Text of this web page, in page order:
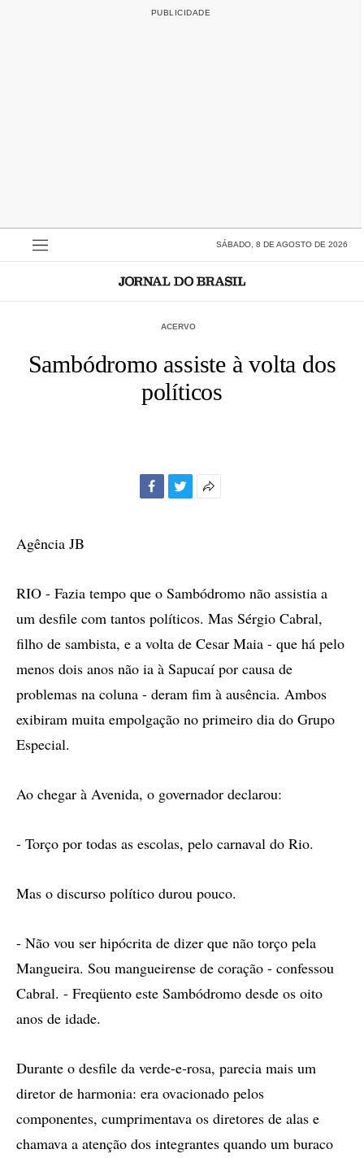
SÁBADO, 8 DE AGOSTO DE 2026
ACERVO
Sambódromo assiste à volta dos
políticos
Agência JB
RIO - Fazia tempo que o Sambódromo não assistia a
um desfile com tantos políticos. Mas Sérgio Cabral,
filho de sambista, e a volta de Cesar Maia - que há pelo
menos dois anos não ia à Sapucaí por causa de
problemas na coluna - deram fim à ausência. Ambos
exibiram muita empolgação no primeiro dia do Grupo
Especial.
Ao chegar à Avenida, o governador declarou:
- Torço por todas as escolas, pelo carnaval do Rio.
Mas o discurso político durou pouco.
- Não vou ser hipócrita de dizer que não torço pela
Mangueira. Sou mangueirense de coração - confessou
Cabral. - Freqüento este Sambódromo desde os oito
anos de idade.
Durante o desfile da verde-e-rosa, parecia mais um
diretor de harmonia: era ovacionado pelos
componentes, cumprimentava os diretores de alas e
chamava a atenção dos integrantes quando um buraco